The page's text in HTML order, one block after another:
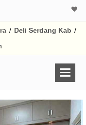
/ Deli Serdang Kab /
Harga Rp
% /th